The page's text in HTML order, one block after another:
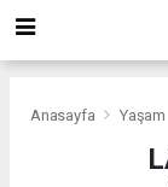
Anasayfa Yaşam